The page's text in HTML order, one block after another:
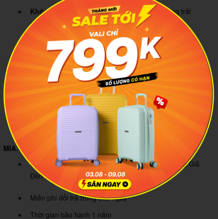
Khóa kéo Easy Glide:Đóng mở mượt mà, tăng trải
nghiệm sử dụng tiện lợi hơn mỗi ngày.
Khoang mở 180° tiện lợi:Tích hợp khóa dây cố định
máy, hỗ trợ thao tác lấy và cất laptop dễ dàng hơn.
Đệm lót bảo vệ 360:Lớp đệm dày kết hợp lót mềm giúp
hạn chế va đập và trầy xước thiết bị.
Ngăn phụ rộng rãi:Thoải mái lưu trữ sạc, chuột và các
phụ kiện công nghệ cần thiết.
MIA.vn cam kết
Cam kết hàng Chính Hãng 100% - Phát Hiện Hàng Giả
Đền 200%
Miễn phí đổi trả trong 365 ngày
Thời gian bảo hành 1 năm